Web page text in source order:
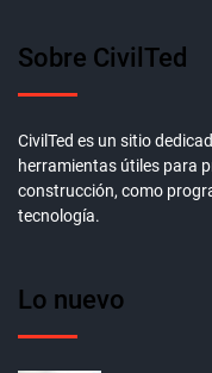
Sobre CivilTed
CivilTed es un sitio
herramientas útiles para
construcción, como
tecnología.
Lo nuevo